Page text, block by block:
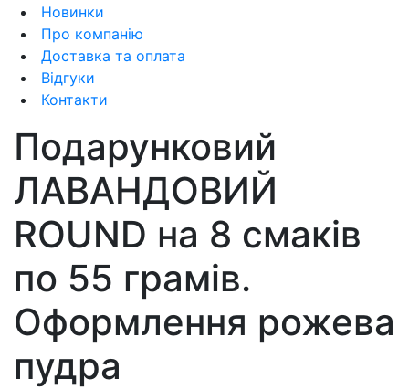
Новинки
Про компанію
Доставка та оплата
Відгуки
Контакти
Подарунковий
ЛАВАНДОВИЙ
ROUND на 8 смаків
по 55 грамів.
Оформлення рожева
пудра